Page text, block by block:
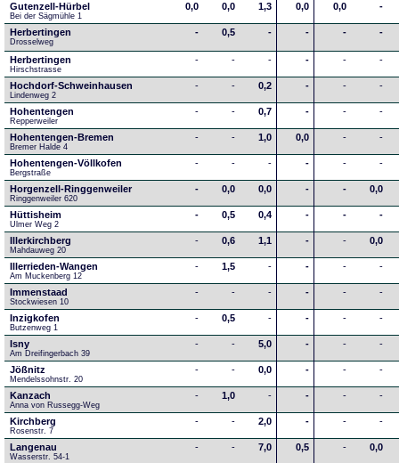
Gutenzell-Hürbel
Bei der Sägmühle 1
0,0 0,0 1,3 0,0 0,0 -
Herbertingen
Drosselweg
- 0,5 - - - -
Herbertingen
Hirschstrasse
- - - - - -
Hochdorf-Schweinhausen
Lindenweg 2
- - 0,2 - - -
Hohentengen
Repperweiler
- - 0,7 - - -
Hohentengen-Bremen
Bremer Halde 4
- - 1,0 0,0 - -
Hohentengen-Völlkofen
Bergstraße
- - - - - -
Horgenzell-Ringgenweiler
Ringgenweiler 620
- 0,0 0,0 - - 0,0
Hüttisheim
Ulmer Weg 2
- 0,5 0,4 - - -
Illerkirchberg
Mahdauweg 20
- 0,6 1,1 - - 0,0
Illerrieden-Wangen
Am Muckenberg 12
- 1,5 - - - -
Immenstaad
Stockwiesen 10
- - - - - -
Inzigkofen
Butzenweg 1
- 0,5 - - - -
Isny
Am Dreifingerbach 39
- - 5,0 - - -
Jößnitz
Mendelssohnstr. 20
- - 0,0 - - -
Kanzach
Anna von Russegg-Weg
- 1,0 - - - -
Kirchberg
Rosenstr. 7
- - 2,0 - - -
Langenau
Wasserstr. 54-1
- - 7,0 0,5 - 0,0